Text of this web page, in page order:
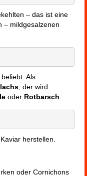
– das ist eine
– mildgesalzenen
Als
, der wird
oder Rotbarsch
herstellen.
oder Cornichons